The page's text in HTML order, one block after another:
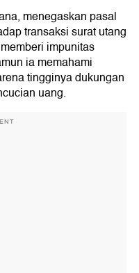
menegaskan pasal
transaksi surat utang
impunitas
ia memahami
tingginya dukungan
uang.